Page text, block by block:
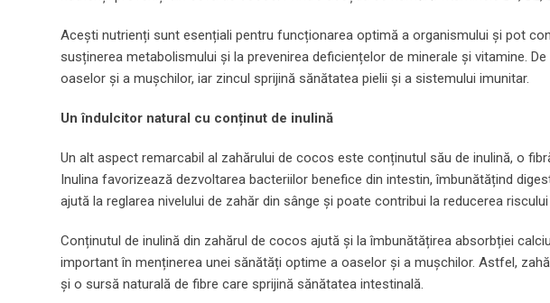
Acești nutrienți sunt esențiali pentru funcționarea optimă a organismului și pot
susținerea metabolismului și la prevenirea deficiențelor de minerale și vitamine.
oaselor și a mușchilor, iar zincul sprijină sănătatea pielii și a sistemului imunitar.
Un îndulcitor natural cu conținut de inulină
Un alt aspect remarcabil al zahărului de cocos este conținutul său de inulină, o
Inulina favorizează dezvoltarea bacteriilor benefice din intestin, îmbunătățind
ajută la reglarea nivelului de zahăr din sânge și poate contribui la reducerea
Conținutul de inulină din zahărul de cocos ajută și la îmbunătățirea absorbției
important în menținerea unei sănătăți optime a oaselor și a mușchilor. Astfel,
și o sursă naturală de fibre care sprijină sănătatea intestinală.